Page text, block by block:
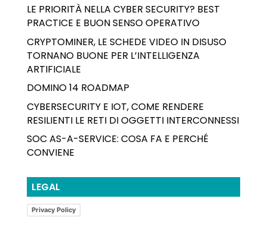
LE PRIORITÀ NELLA CYBER SECURITY? BEST
PRACTICE E BUON SENSO OPERATIVO
CRYPTOMINER, LE SCHEDE VIDEO IN DISUSO
TORNANO BUONE PER L’INTELLIGENZA
ARTIFICIALE
DOMINO 14 ROADMAP
CYBERSECURITY E IOT, COME RENDERE
RESILIENTI LE RETI DI OGGETTI INTERCONNESSI
SOC AS-A-SERVICE: COSA FA E PERCHÉ
CONVIENE
LEGAL
Privacy Policy